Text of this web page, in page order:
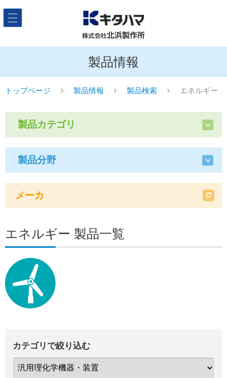
製品情報
トップページ 製品情報 製品検索 エネルギー
製品カテゴリ
製品分野
メーカ
エネルギー 製品一覧
カテゴリで絞り込む